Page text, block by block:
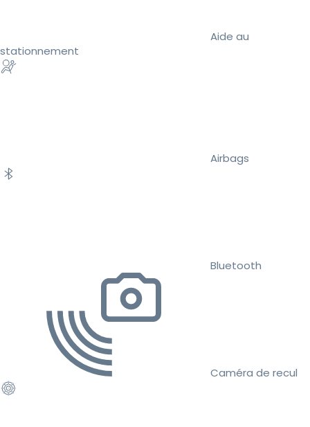
Aide au
stationnement
Airbags
Bluetooth
Caméra de recul